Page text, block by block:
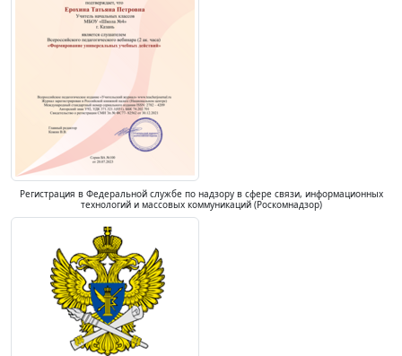
Регистрация в Федеральной службе по надзору в сфере связи, информационных
технологий и массовых коммуникаций (Роскомнадзор)